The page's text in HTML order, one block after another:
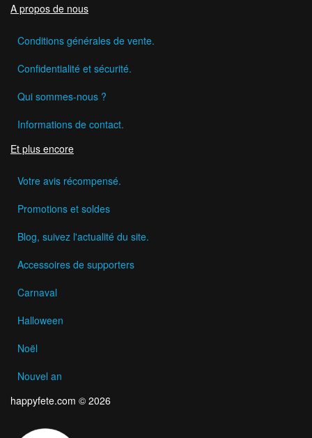
A propos de nous
Conditions générales de vente.
Confidentialité et sécurité.
Qui sommes-nous ?
Informations de contact.
Et plus encore
Votre avis récompensé.
Promotions et soldes
Blog, suivez l'actualité du site.
Accessoires de supporters
Carnaval
Halloween
Noël
Nouvel an
happyfete.com © 2026